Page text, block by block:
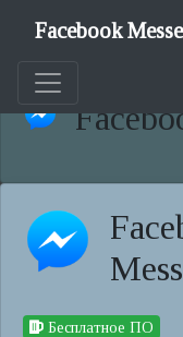
Facebook
Бесплатное ПО